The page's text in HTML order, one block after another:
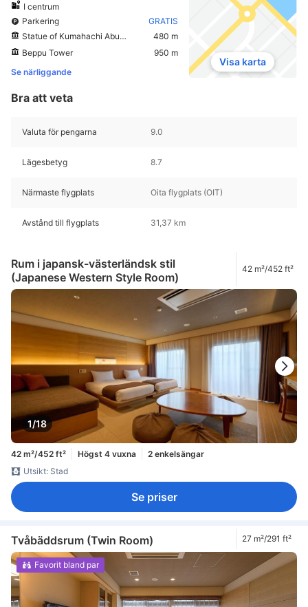
I centrum
Parkering
GRATIS
Statue of Kumahachi Aburaya
480 m
Beppu Tower
950 m
Se närliggande
Visa karta
Bra att veta
Valuta för pengarna 9.0
Lägesbetyg 8.7
Närmaste flygplats Oita flygplats (OIT)
Avstånd till flygplats 31,37 km
Rum i japansk-västerländsk stil
(Japanese Western Style Room)
42 m²/452 ft²
1/18
42 m²/452 ft² Högst 4 vuxna
2 enkelsängar
Utsikt: Stad
Se priser
Tvåbäddsrum (Twin Room) 27 m²/291 ft²
Favorit bland par